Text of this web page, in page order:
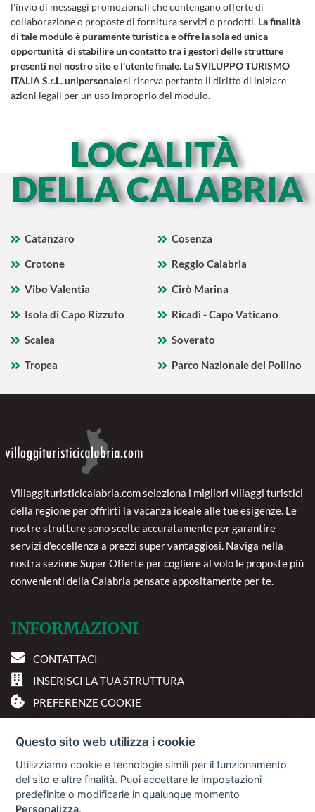
l'invio di messaggi promozionali che contengano offerte di
collaborazione o proposte di fornitura servizi o prodotti. La finalità
di tale modulo è puramente turistica e offre la sola ed unica
opportunità di stabilire un contatto tra i gestori delle strutture
presenti nel nostro sito e l'utente finale. LaSVILUPPO TURISMO
ITALIA S.r.L. unipersonalesi riserva pertanto il diritto di iniziare
azioni legali per un uso improprio del modulo.
LOCALITÀ
DELLA CALABRIA
Catanzaro
Cosenza
Crotone
Reggio Calabria
Vibo Valentia
Cirò Marina
Isola di Capo Rizzuto
Ricadi - Capo Vaticano
Scalea
Soverato
Tropea
Parco Nazionale del Pollino
Villaggituristicicalabria.com seleziona i migliori villaggi turistici
della regione per offrirti la vacanza ideale alle tue esigenze. Le
nostre strutture sono scelte accuratamente per garantire
servizi d'eccellenza a prezzi super vantaggiosi. Naviga nella
nostra sezione Super Offerte per cogliere al volo le proposte più
convenienti della Calabria pensate appositamente per te.
INFORMAZIONI
CONTATTACI
INSERISCI LA TUA STRUTTURA
PREFERENZE COOKIE
DOVE SIAMO
Via A. Costa, 2 - 63822
Porto San Giorgio (FM)
Questo sito web utilizza i cookie
Utilizziamo cookie e tecnologie simili per il funzionamento
del sito e altre finalità. Puoi accettare le impostazioni
predefinite o modificarle in qualunque momento
Personalizza.